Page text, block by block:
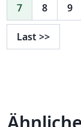
7 8 9
Last >>